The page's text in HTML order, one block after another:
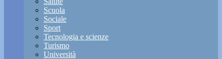
Scuola
Sociale
Sport
Tecnologia e scienze
Turismo
Università